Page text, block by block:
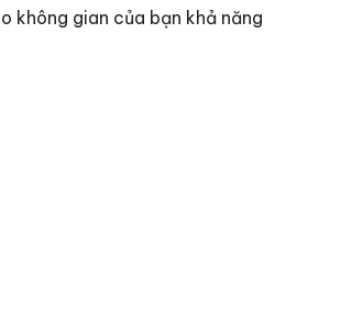
không gian của bạn khả năng